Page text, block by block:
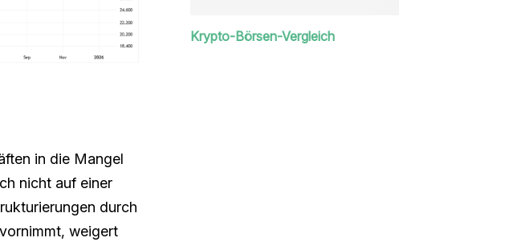
in die Mangel
nicht auf einer
durch
weigert
Krypto-Börsen-Vergleich